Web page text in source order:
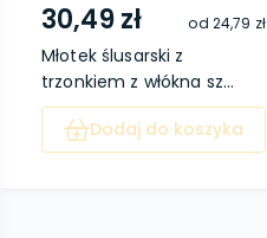
30,49 zł od 24,79 zł
Młotek ślusarski z
trzonkiem z włókna sz...
Dodaj do koszyka